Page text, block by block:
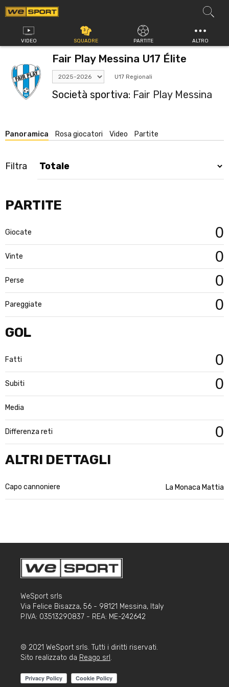
Vai
al
contenuto
VIDEO SQUADRE PARTITE ALTRO
Fair Play Messina U17 Élite
U17 Regionali
Società sportiva: Fair Play Messina
Panoramica Rosa giocatori Video Partite
Filtra
PARTITE
Giocate 0
Vinte 0
Perse 0
Pareggiate 0
GOL
Fatti 0
Subiti 0
Media
Differenza reti 0
ALTRI DETTAGLI
Capo cannoniere La Monaca Mattia
WeSport srls
Via Felice Bisazza, 56 - 98121 Messina, Italy
P.IVA: 03513290837 - REA: ME-242642
© 2021 WeSport srls. Tutti i diritti riservati.
Sito realizzato da Reago srl .